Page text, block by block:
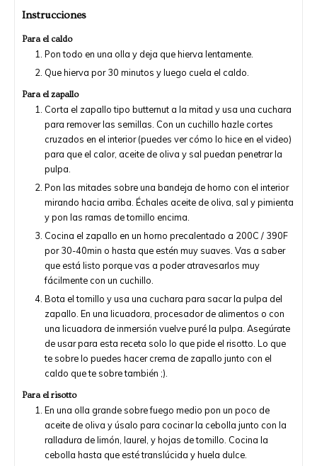
Instrucciones
Para el caldo
Pon todo en una olla y deja que hierva lentamente.
Que hierva por 30 minutos y luego cuela el caldo.
Para el zapallo
Corta el zapallo tipo butternut a la mitad y usa una cuchara
para remover las semillas. Con un cuchillo hazle cortes
cruzados en el interior (puedes ver cómo lo hice en el video)
para que el calor, aceite de oliva y sal puedan penetrar la
pulpa.
Pon las mitades sobre una bandeja de horno con el interior
mirando hacia arriba. Échales aceite de oliva, sal y pimienta
y pon las ramas de tomillo encima.
Cocina el zapallo en un horno precalentado a 200C / 390F
por 30-40min o hasta que estén muy suaves. Vas a saber
que está listo porque vas a poder atravesarlos muy
fácilmente con un cuchillo.
Bota el tomillo y usa una cuchara para sacar la pulpa del
zapallo. En una licuadora, procesador de alimentos o con
una licuadora de inmersión vuelve puré la pulpa. Asegúrate
de usar para esta receta solo lo que pide el risotto. Lo que
te sobre lo puedes hacer crema de zapallo junto con el
caldo que te sobre también ;).
Para el risotto
En una olla grande sobre fuego medio pon un poco de
aceite de oliva y úsalo para cocinar la cebolla junto con la
ralladura de limón, laurel, y hojas de tomillo. Cocina la
cebolla hasta que esté translúcida y huela dulce.